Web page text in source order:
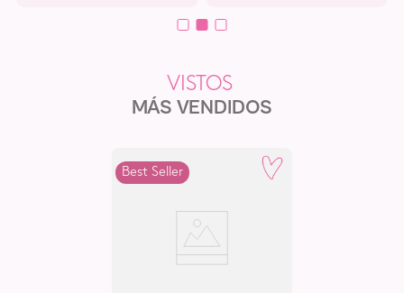
MÁS VENDIDOS
Best Seller